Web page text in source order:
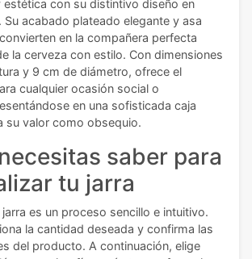
estética con su distintivo diseño en
Su acabado plateado elegante y asa
en la compañera perfecta
la cerveza con estilo. Con dimensiones
y 9 cm de diámetro, ofrece el
cualquier ocasión social o
en una sofisticada caja
su valor como obsequio.
saber para
tu jarra
es un proceso sencillo e intuitivo.
la cantidad deseada y confirma las
del producto. A continuación, elige